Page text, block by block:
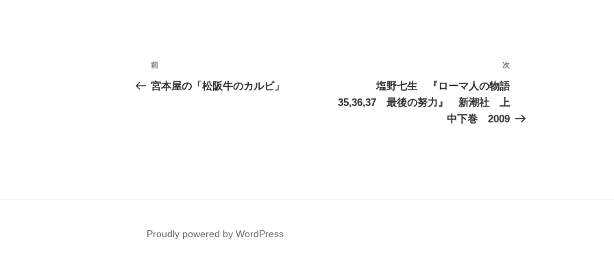
投
稿
ョ
前
の
前
宮本屋の「松阪牛のカルビ」
次
の
稿
次
塩野七生 『ローマ人の物語
35,36,37 最後の努力』 新潮社 上
中下巻 2009
Proudly powered by WordPress